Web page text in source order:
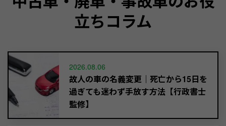
立ちコラム
2026.08.06
故人の車の名義変更｜死亡から15日を
過ぎても迷わず手放す方法【行政書士
監修】